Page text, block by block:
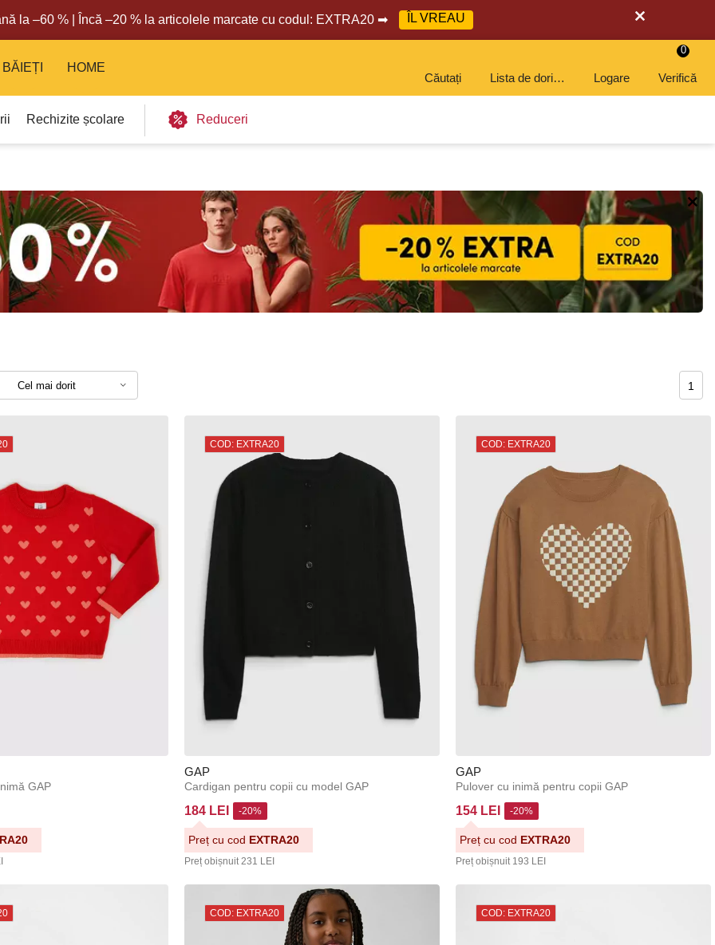
la –60 % | Încă –20 % la articolele marcate cu codul: EXTRA20 ➡ ÎL VREAU
Rechizite școlare Reduceri
BĂIEȚI HOME
Căutați Lista de dorințe Logare Verifică
0
Cel mai dorit 1
GAP
COD: EXTRA20
GAP
Cardigan pentru copii cu model GAP
184 LEI
Preț obișnuit 231 LEI
-20%
Preț cu cod EXTRA20
COD: EXTRA20
GAP
Pulover cu inimă pentru copii GAP
154 LEI
Preț obișnuit 193 LEI
-20%
Preț cu cod EXTRA20
COD: EXTRA20 COD: EXTRA20